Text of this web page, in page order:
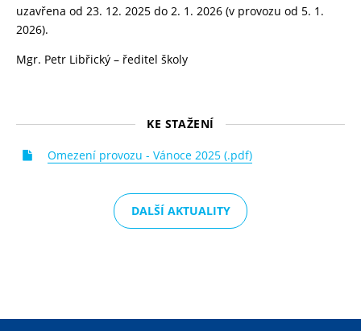
uzavřena od 23. 12. 2025 do 2. 1. 2026 (v provozu od 5. 1.
2026).
Mgr. Petr Libřický – ředitel školy
KE STAŽENÍ
Omezení provozu - Vánoce 2025 (.pdf)
DALŠÍ AKTUALITY